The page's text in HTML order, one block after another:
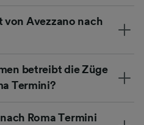
Avezzano nach
betreibt die Züge
Termini?
Roma Termini